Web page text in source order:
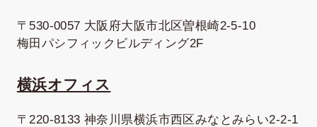
〒530-0057 大阪府大阪市北区曽根崎2-5-10
梅田パシフィックビルディング2F
横浜オフィス
〒220-8133 神奈川県横浜市西区みなとみらい2-2-1